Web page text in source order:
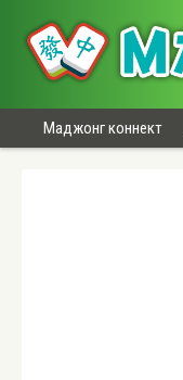
Маджонг коннект